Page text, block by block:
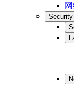
Security